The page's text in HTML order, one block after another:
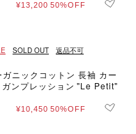
¥13,200 50%OFF
SOLD OUT 返品不可
ガニックコットン 長袖 カー
ガンプレッション "Le Petit"
¥10,450 50%OFF